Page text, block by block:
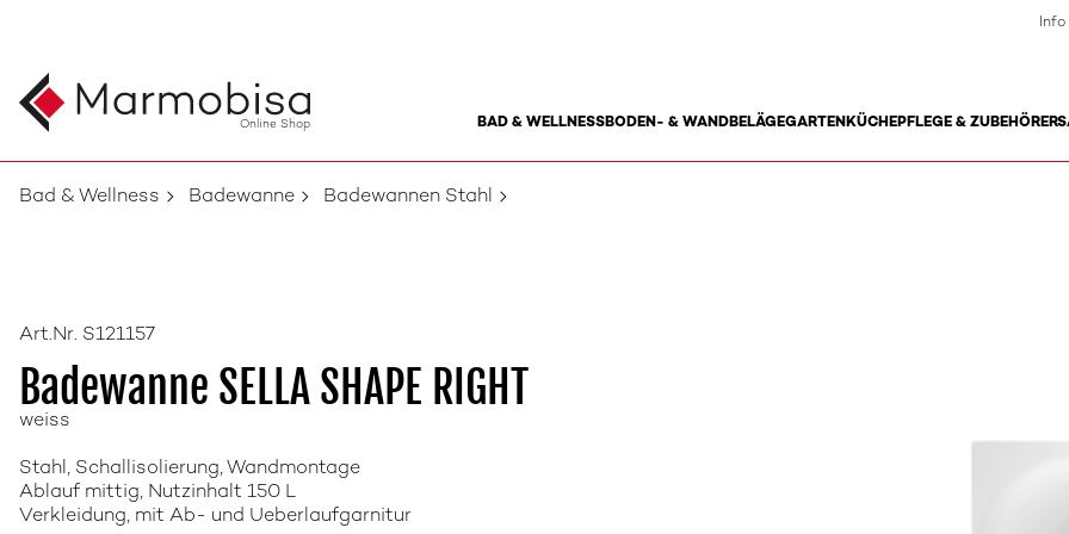
Online Shop BAD & WELLNESSBODEN- & WANDBELÄGEGARTENKÜCHEPFLEGE & ZUBEHÖR
Info
Bad & Wellness Badewanne Badewannen Stahl
Art.Nr. S121157
Badewanne SELLA SHAPE RIGHT
weiss
Stahl, Schallisolierung, Wandmontage
Ablauf mittig, Nutzinhalt 150 L
Verkleidung, mit Ab- und Ueberlaufgarnitur